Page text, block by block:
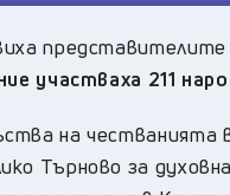
участваха 211
на честванията
Търново за